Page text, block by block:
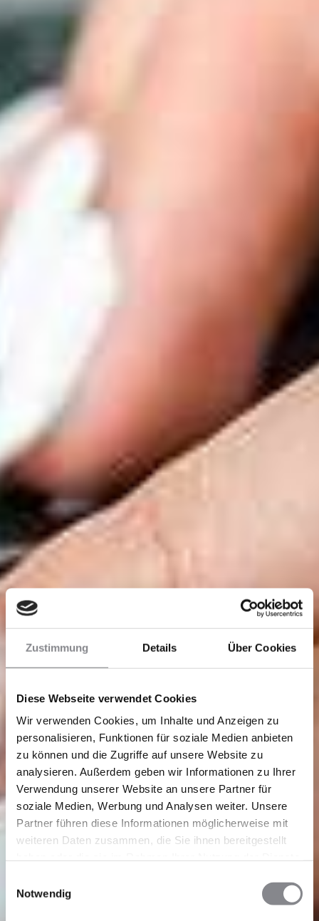
Zustimmung Details Über Cookies
Diese Webseite verwendet Cookies
Wir verwenden Cookies, um Inhalte und Anzeigen zu
personalisieren, Funktionen für soziale Medien anbieten
zu können und die Zugriffe auf unsere Website zu
analysieren. Außerdem geben wir Informationen zu Ihrer
Verwendung unserer Website an unsere Partner für
soziale Medien, Werbung und Analysen weiter. Unsere
Partner führen diese Informationen möglicherweise mit
weiteren Daten zusammen, die Sie ihnen bereitgestellt
Notwendig